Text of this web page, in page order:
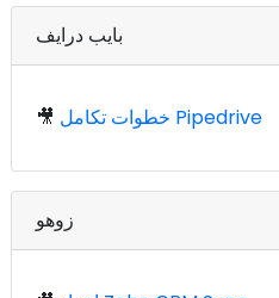
بايب درايف
🎥 خطوات تكامل Pipedrive
زوهو